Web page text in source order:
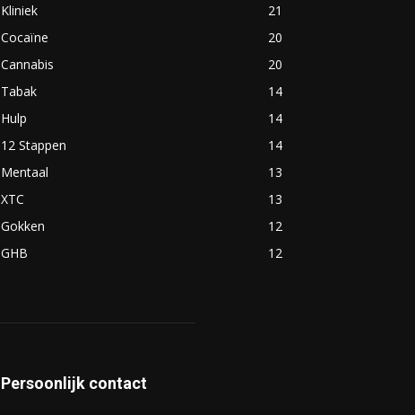
Kliniek
21
Cocaïne
20
Cannabis
20
Tabak
14
Hulp
14
12 Stappen
14
Mentaal
13
XTC
13
Gokken
12
GHB
12
Persoonlijk contact